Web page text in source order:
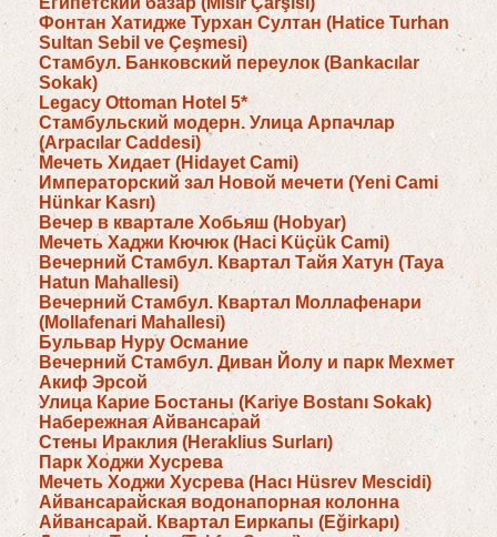
Фонтан Хатидже Турхан Султан (Hatice Turhan
Sultan Sebil ve Çeşmesi)
Стамбул. Банковский переулок (Bankacılar
Sokak)
Legacy Ottoman Hotel 5*
Стамбульский модерн. Улица Арпачлар
(Arpacılar Caddesi)
Мечеть Хидает (Hidayet Cami)
Императорский зал Новой мечети (Yeni Cami
Hünkar Kasrı)
Вечер в квартале Хобьяш (Hobyar)
Мечеть Хаджи Кючюк (Haci Küçük Cami)
Вечерний Стамбул. Квартал Тайя Хатун (Taya
Hatun Mahallesi)
Вечерний Стамбул. Квартал Моллафенари
(Mollafenari Mahallesi)
Бульвар Нуру Османие
Вечерний Стамбул. Диван Йолу и парк Мехмет
Акиф Эрсой
Улица Карие Бостаны (Kariye Bostanı Sokak)
Набережная Айвансарай
Стены Ираклия (Heraklius Surları)
Парк Ходжи Хусрева
Мечеть Ходжи Хусрева (Hacı Hüsrev Mescidi)
Айвансарайская водонапорная колонна
Айвансарай. Квартал Еиркапы (Eğirkapı)